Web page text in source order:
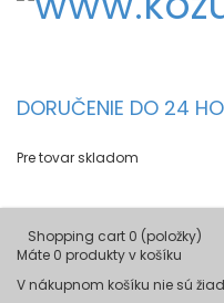
DORUČENIE DO 24
Pre tovar skladom
Shopping cart 0 (položky)
Máte 0 produkty v košíku
V nákupnom košíku nie sú